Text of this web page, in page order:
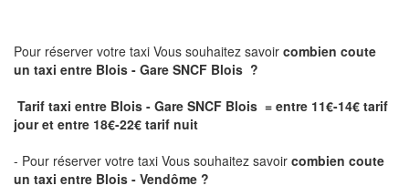
Pour réserver votre taxi Vous souhaitez savoir combien coute
un taxi entre Blois - Gare SNCF Blois ?
Tarif taxi entre Blois - Gare SNCF Blois = entre 11€-14€ tarif
jour et entre 18€-22€ tarif nuit
- Pour réserver votre taxi Vous souhaitez savoir combien coute
un taxi entre Blois - Vendôme ?